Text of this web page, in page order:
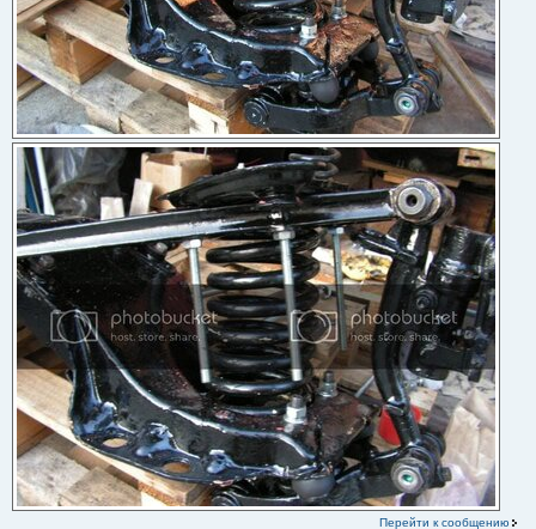
Перейти к сообщению